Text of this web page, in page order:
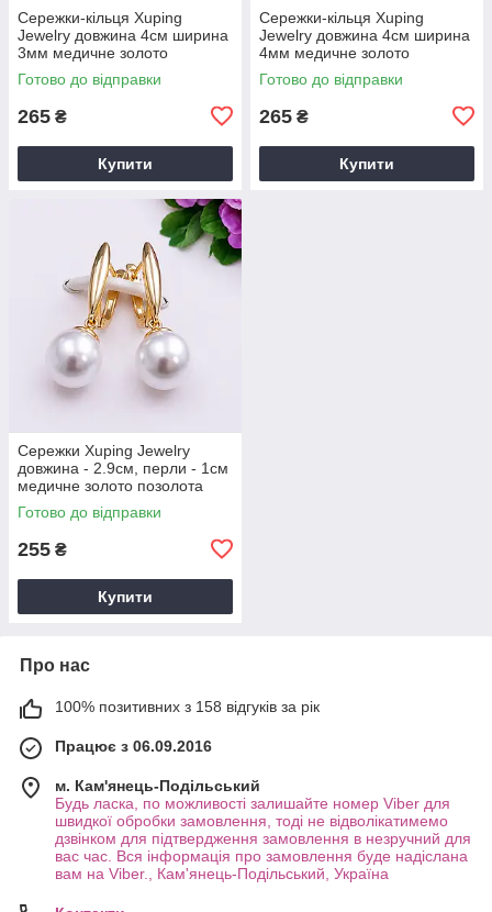
Сережки-кільця Xuping
Jewelry довжина 4см ширина
3мм медичне золото
позолота 18К с1705
Готово до відправки
265 ₴
Купити
Сережки-кільця Xuping
Jewelry довжина 4см ширина
4мм медичне золото
позолота 18К с1704
Готово до відправки
265 ₴
Купити
Сережки Xuping Jewelry
довжина - 2.9см, перли - 1см
медичне золото позолота
18К с1703
Готово до відправки
255 ₴
Купити
Про нас
100% позитивних з 158 відгуків за рік
Працює з 06.09.2016
м. Кам'янець-Подільський
Будь ласка, по можливості залишайте номер Viber для
швидкої обробки замовлення, тоді не відволікатимемо
дзвінком для підтвердження замовлення в незручний для
вас час. Вся інформація про замовлення буде надіслана
вам на Viber., Кам'янець-Подільський, Україна